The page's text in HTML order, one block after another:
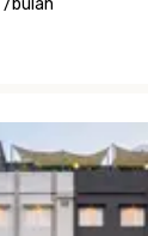
/bulan